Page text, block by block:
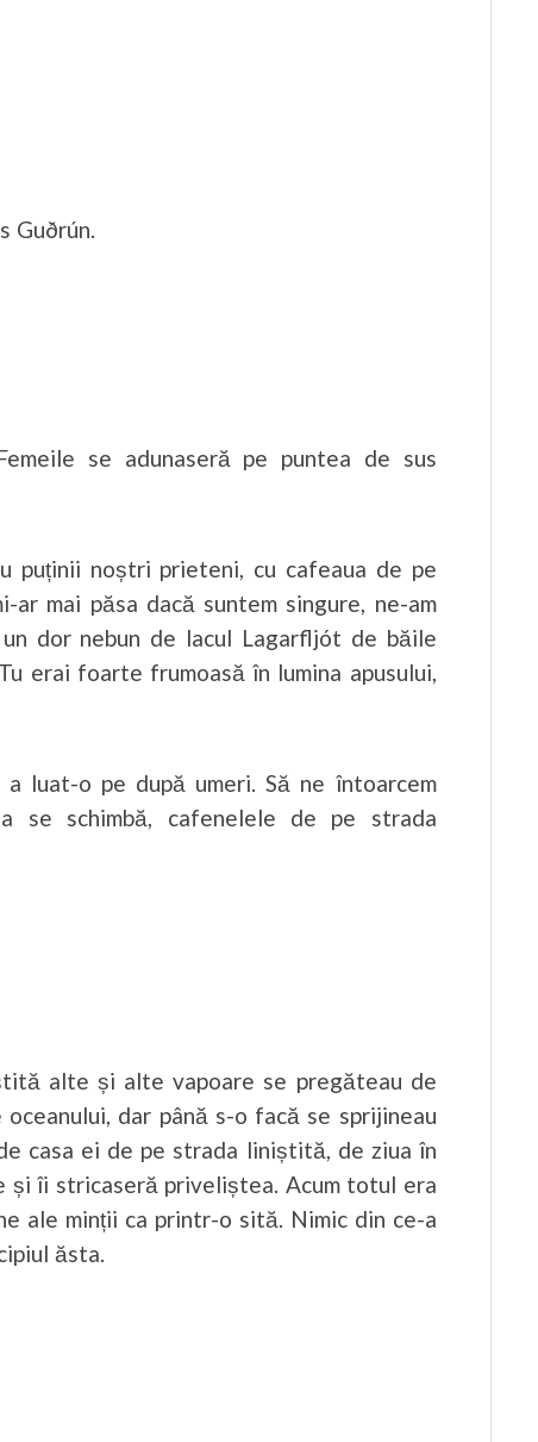
Guðrún.
se adunaseră pe puntea de sus
puținii noștri prieteni, cu cafeaua de pe
mai păsa dacă suntem singure, ne-am
dor nebun de lacul Lagarfljót de băile
erai foarte frumoasă în lumina apusului,
luat-o pe după umeri. Să ne întoarcem
se schimbă, cafenelele de pe strada
alte și alte vapoare se pregăteau de
dar până s-o facă se sprijineau
casa ei de pe strada liniștită, de ziua în
și îi stricaseră priveliștea. Acum totul era
ale minții ca printr-o sită. Nimic din ce-a
ăsta.